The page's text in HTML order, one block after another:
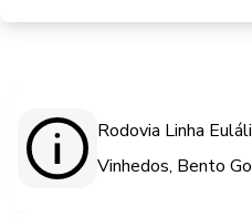
Rodovia Linha
Vinhedos, Bento